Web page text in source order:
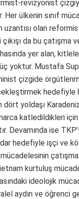
revizyonist
Her ülkenin sınıf
olan
da bu çatışma
yer alan,
yoktur. Mustafa
çizgide
hedefiyle
yoldaşı
katledildikleri için
Devamında ise
hedefiyle işçi ve
kurtuluş
ideolojik
aydın ve öğrenci